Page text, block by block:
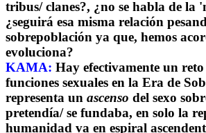
tribus/ clanes?, ¿no se habla de la
¿seguirá esa misma relación
sobrepoblación ya que, hemos
evoluciona?
KAMA: Hay efectivamente un
funciones sexuales en la Era de
representa un ascenso del sexo
pretendía/ se fundaba, en solo la
humanidad va en espiral